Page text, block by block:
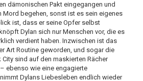
dämonischen Pakt eingegangen und
Mord begehen, sonst ist es sein eigenes
ist, dass er seine Opfer selbst
Dylan sich nur Menschen vor, die es
verdient haben. Inzwischen ist das
Art Routine geworden, und sogar die
City sind auf den maskierten Rächer
ebenso wie eine engagierte
Dylans Liebesleben endlich wieder